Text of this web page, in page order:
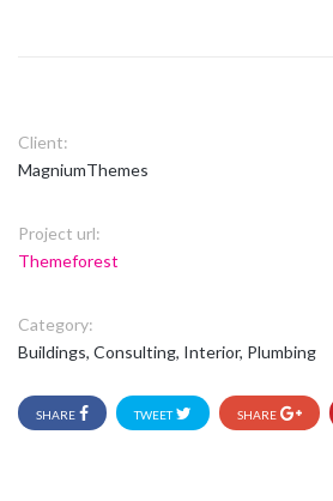
Client:
MagniumThemes
Project url:
Themeforest
Category:
Buildings, Consulting, Interior, Plumbing
SHARE TWEET SHARE